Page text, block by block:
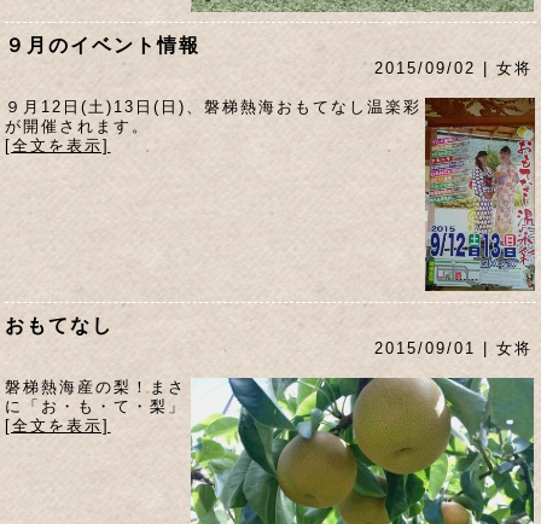
９月のイベント情報
2015/09/02 | 女将
９月12日(土)13日(日)、磐梯熱海おもてなし温楽彩
が開催されます。
[全文を表示]
おもてなし
2015/09/01 | 女将
磐梯熱海産の梨！まさ
に「お・も・て・梨」
[全文を表示]